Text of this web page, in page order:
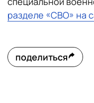
разделе «СВО» на
поделиться